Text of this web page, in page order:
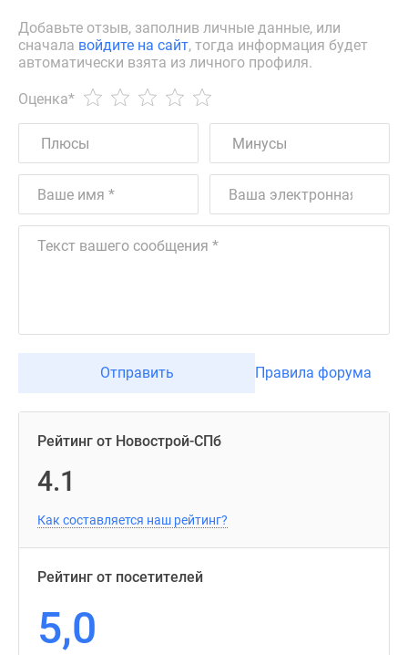
Добавьте отзыв, заполнив личные данные, или
сначала войдите на сайт, тогда информация будет
автоматически взята из личного профиля.
Оценка*
Отправить Правила форума
Рейтинг от Новострой-СПб
4.1
Как составляется наш рейтинг?
Рейтинг от посетителей
5,0